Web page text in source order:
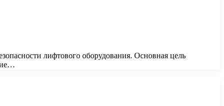
лифтового оборудования. Основная цель